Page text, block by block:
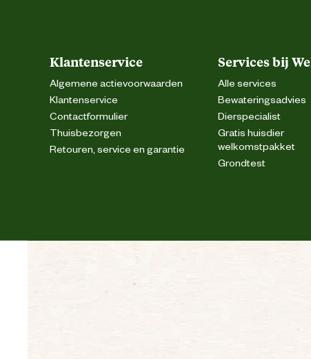
Bewaaradvies Koel, droog en indien mogelijk
Klantenservice
Algemene actievoorwaarden
Klantenservice
Contactformulier
Thuisbezorgen
Retouren, service en garantie
Services bij
Alle services
Bewateringsadvies
Dierspecialist
Gratis huisdier
welkomstpakket
Grondtest